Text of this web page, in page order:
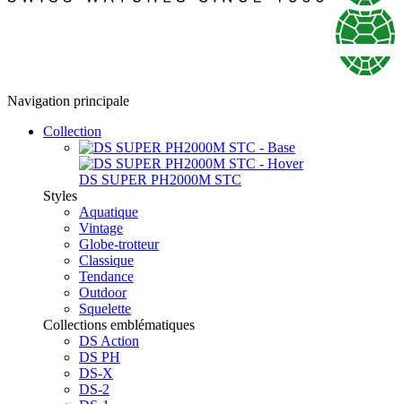
Navigation principale
Collection
DS SUPER PH2000M STC
Styles
Aquatique
Vintage
Globe-trotteur
Classique
Tendance
Outdoor
Squelette
Collections emblématiques
DS Action
DS PH
DS-X
DS-2